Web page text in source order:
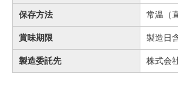
保存方法 常温（
賞味期限 製造日
製造委託先 株式会